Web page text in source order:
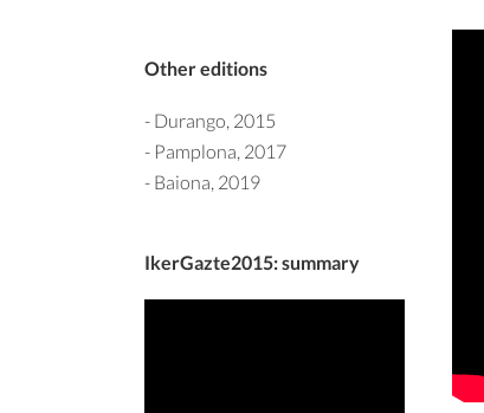
Other editions
- Durango, 2015
- Pamplona, 2017
- Baiona, 2019
IkerGazte2015: summary